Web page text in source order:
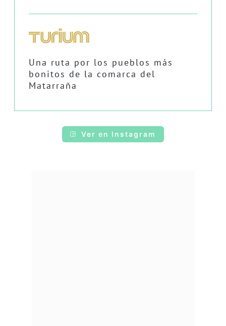
Una ruta por los pueblos más
bonitos de la comarca del
Matarraña
Ver en Instagram